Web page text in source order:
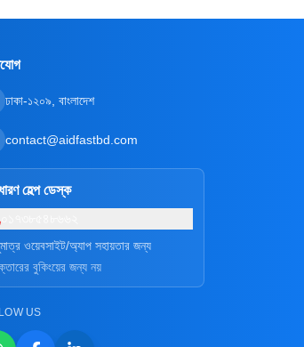
ঢাকা-১২০৯, বাংলাদেশ
contact@aidfastbd.com
হেল্প ডেস্ক
ওয়েবসাইট/অ্যাপ সহায়তার জন্য
বুকিংয়ের জন্য নয়
US